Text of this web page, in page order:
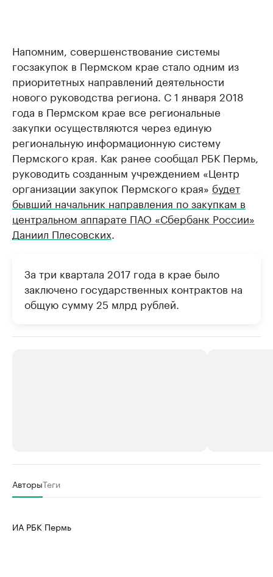
Напомним, совершенствование системы
госзакупок в Пермском крае стало одним из
приоритетных направлений деятельности
нового руководства региона. С 1 января 2018
года в Пермском крае все региональные
закупки осуществляются через единую
региональную информационную систему
Пермского края. Как ранее сообщал РБК Пермь,
руководить созданным учреждением «Центр
организации закупок Пермского края» будет
бывший начальник направления по закупкам в
центральном аппарате ПАО «Сбербанк России»
Даниил Плесовских
За три квартала 2017 года в крае было
заключено государственных контрактов на
общую сумму 25 млрд рублей.
Крупные организации в
Найдите и проверьте данные в каталоге
АвторыТеги
ИА РБК Пермь